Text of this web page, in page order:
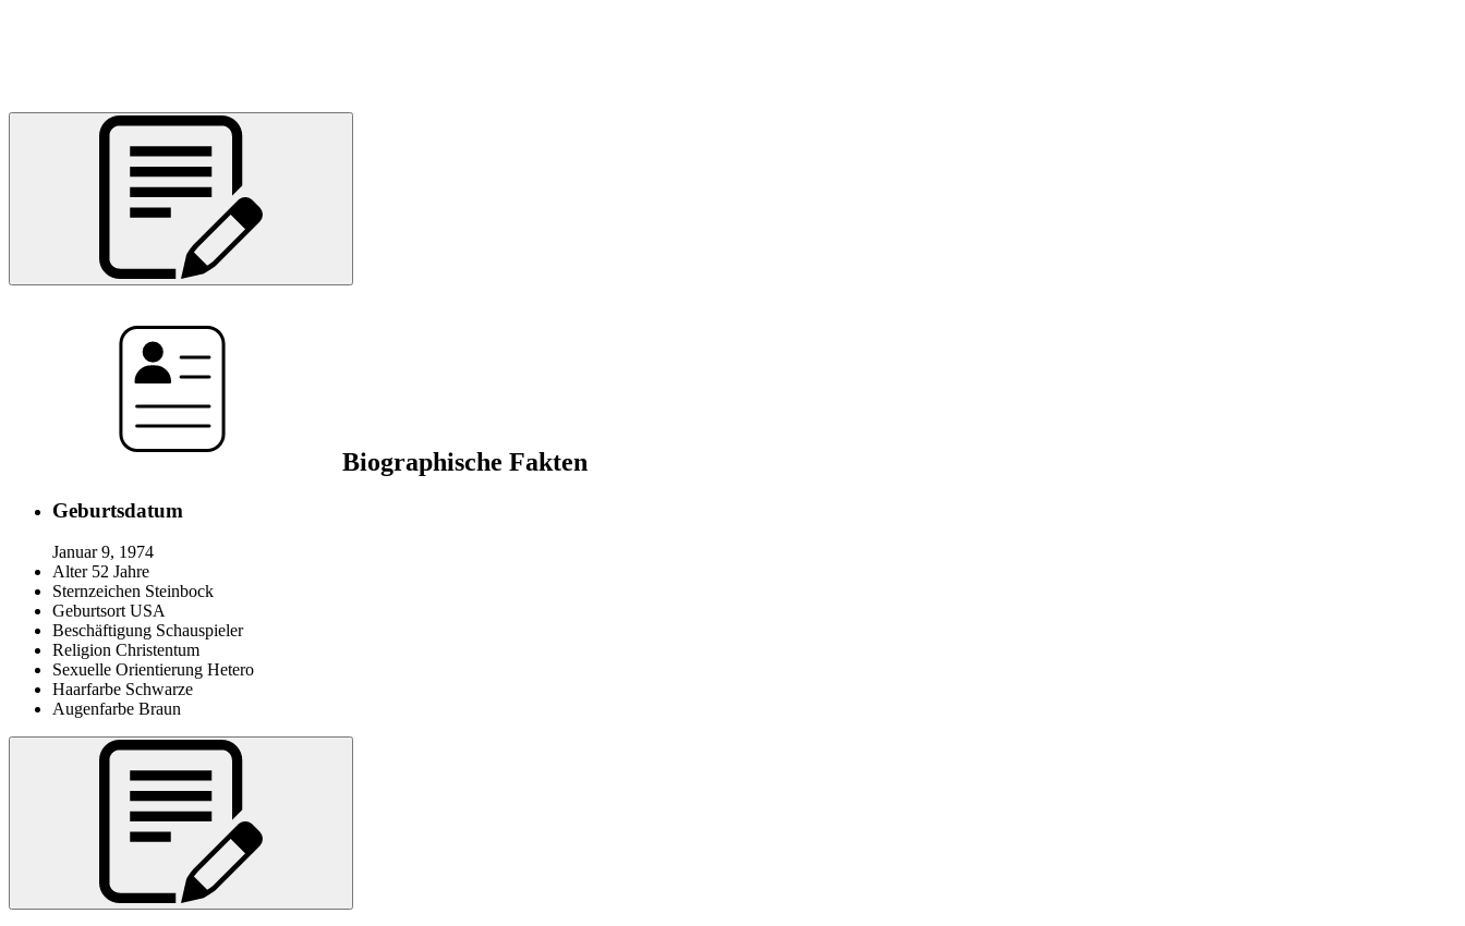
Biographische Fakten
Geburtsdatum
Januar 9, 1974
Alter 52 Jahre
Sternzeichen Steinbock
Geburtsort USA
Beschäftigung Schauspieler
Religion Christentum
Sexuelle Orientierung Hetero
Haarfarbe Schwarze
Augenfarbe Braun